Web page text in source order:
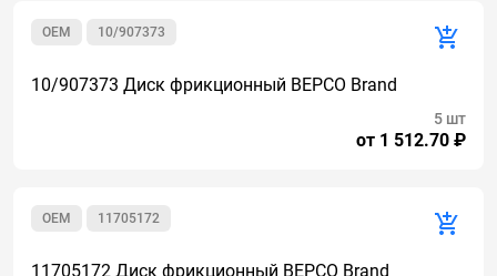
10/907373
OEM
10/907373 Диск фрикционный BEPCO Brand
от 1 512.70 ₽
5 шт
11705172
OEM
11705172 Диск фрикционный BEPCO Brand